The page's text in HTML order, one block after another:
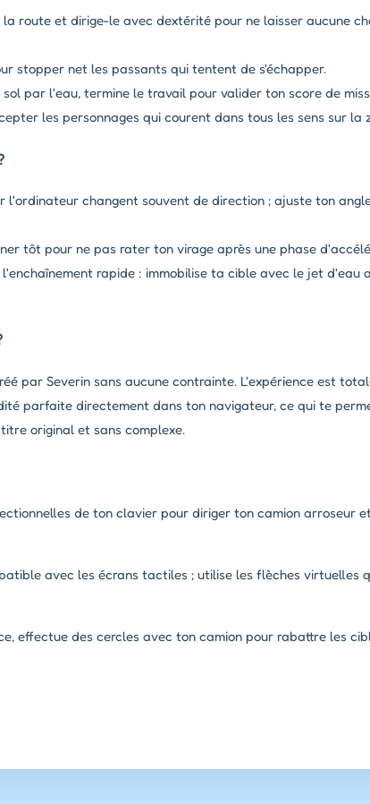
route et dirige-le avec dextérité pour ne laisser aucune
stopper net les passants qui tentent de s'échapper.
par l'eau, termine le travail pour valider ton score de
les personnages qui courent dans tous les sens sur la
l'ordinateur changent souvent de direction ; ajuste ton
tôt pour ne pas rater ton virage après une phase
rapide : immobilise ta cible avec le jet d'eau
par Severin sans aucune contrainte. L'expérience est
parfaite directement dans ton navigateur, ce qui te
original et sans complexe.
de ton clavier pour diriger ton camion arroseur
avec les écrans tactiles ; utilise les flèches virtuelles
effectue des cercles avec ton camion pour rabattre les